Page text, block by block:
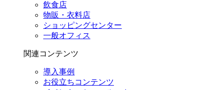
飲食店
物販・衣料店
ショッピングセンター
一般オフィス
関連コンテンツ
導入事例
お役立ちコンテンツ